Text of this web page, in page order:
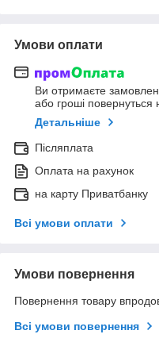
Умови оплати
Ви отримаєте
або гроші повернуться
Детальніше
Післяплата
Оплата на рахунок
на карту Приватбанку
Всі умови оплати
Умови повернення
Повернення товару
Всі умови повернення